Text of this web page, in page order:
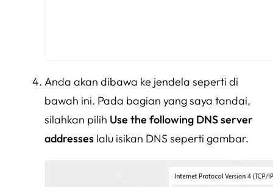
Anda akan dibawa ke jendela seperti di
bawah ini. Pada bagian yang saya tandai,
silahkan pilih Use the following DNS server
addresses lalu isikan DNS seperti gambar.